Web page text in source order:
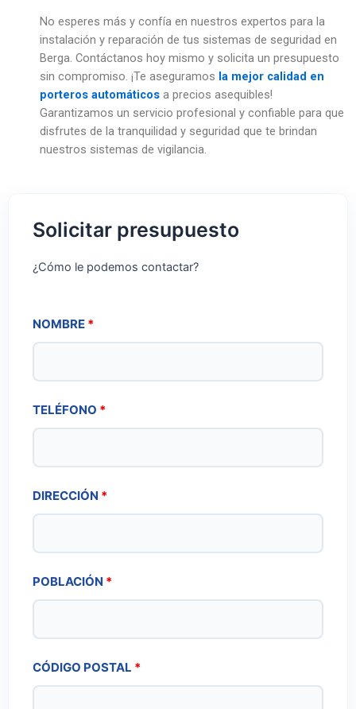
No esperes más y confía en nuestros expertos para la
instalación y reparación de tus sistemas de seguridad en
Berga. Contáctanos hoy mismo y solicita un presupuesto
sin compromiso. ¡Te aseguramos la mejor calidad en
porteros automáticos a precios asequibles!
Garantizamos un servicio profesional y confiable para que
disfrutes de la tranquilidad y seguridad que te brindan
nuestros sistemas de vigilancia.
Solicitar presupuesto
¿Cómo le podemos contactar?
NOMBRE *
TELÉFONO *
DIRECCIÓN *
POBLACIÓN *
CÓDIGO POSTAL *